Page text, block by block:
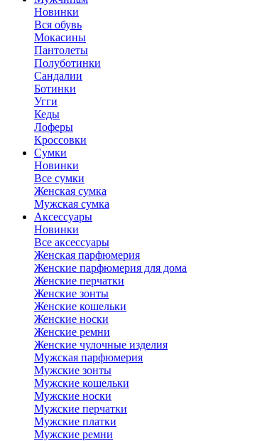
Новинки
Вся обувь
Мокасины
Пантолеты
Полуботинки
Сандалии
Ботинки
Угги
Кеды
Лоферы
Кроссовки
Сумки
Новинки
Все сумки
Женская сумка
Мужская сумка
Аксессуары
Новинки
Все аксессуары
Женская парфюмерия
Женские парфюмерия для дома
Женские перчатки
Женские зонты
Женские кошельки
Женские носки
Женские ремни
Женские чулочные изделия
Мужская парфюмерия
Мужские зонты
Мужские кошельки
Мужские носки
Мужские перчатки
Мужские платки
Мужские ремни